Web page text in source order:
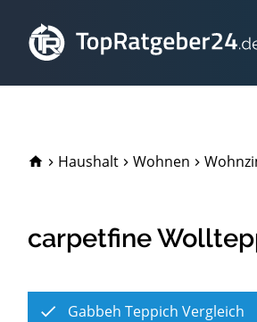
TopRatgeber24.de
Haushalt Wohnen
carpetfine
Gabbeh Teppich Vergleich